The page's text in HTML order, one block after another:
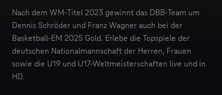
Nach dem WM-Titel 2023 gewinnt das DBB-Team um
Dennis Schröder und Franz Wagner auch bei der
Basketball-EM 2025 Gold. Erlebe die Topspiele der
deutschen Nationalmannschaft der Herren, Frauen
sowie die U19 und U17-Weltmeisterschaften live und in
HD.